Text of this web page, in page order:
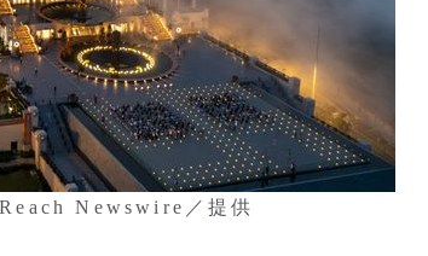
Newswire／提供